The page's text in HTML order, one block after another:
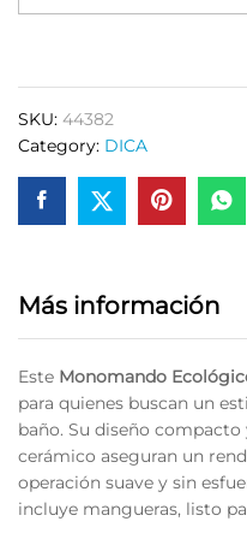
Corto
Negro
Mate
Dica
44382
quantity
SKU: 44382
Category: DICA
Más información
Este Monomando
para quienes buscan un
baño. Su diseño
cerámico aseguran un
operación suave y sin
incluye mangueras, listo